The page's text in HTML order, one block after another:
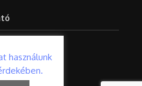
használunk